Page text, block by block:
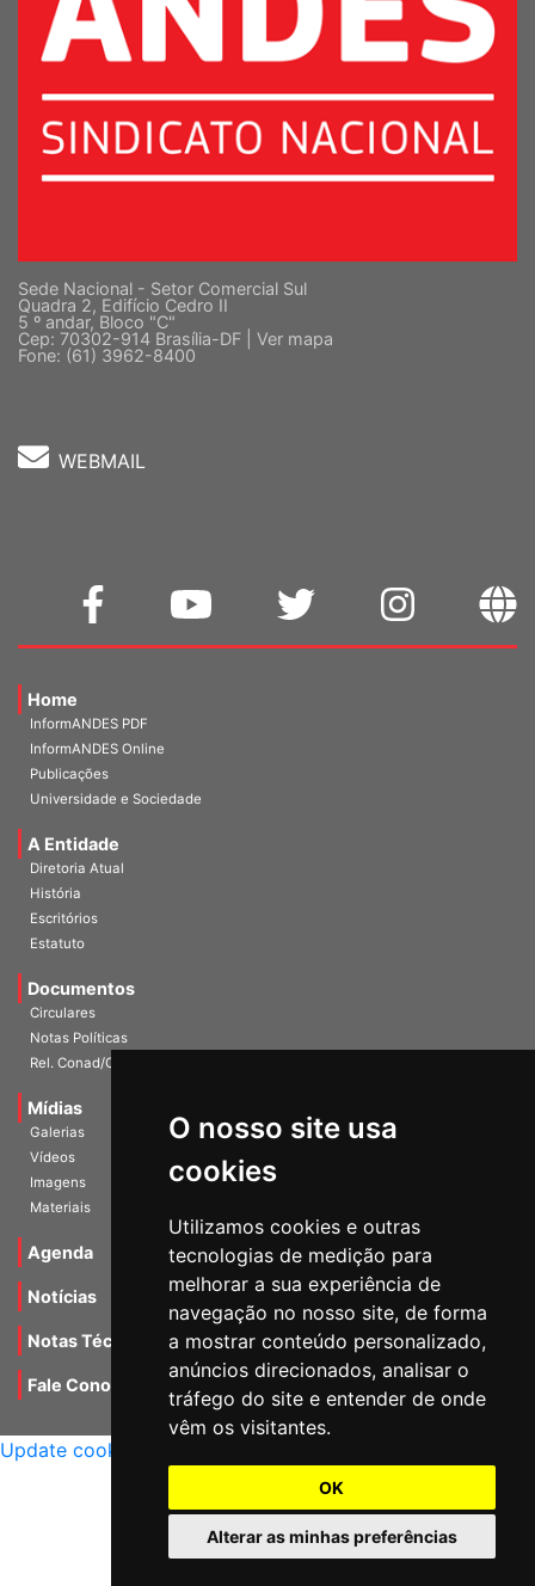
O nosso site usa
cookies
Utilizamos cookies e outras
tecnologias de medição para
melhorar a sua experiência de
navegação no nosso site, de forma
a mostrar conteúdo personalizado,
anúncios direcionados, analisar o
tráfego do site e entender de onde
vêm os visitantes.
OK
Alterar as minhas preferências
Sede Nacional - Setor Comercial Sul
Quadra 2, Edifício Cedro II
5 º andar, Bloco "C"
Cep: 70302-914 Brasília-DF | Ver mapa
Fone: (61) 3962-8400
WEBMAIL
Home
InformANDES PDF
InformANDES Online
Publicações
Universidade e Sociedade
A Entidade
Diretoria Atual
História
Escritórios
Estatuto
Documentos
Circulares
Notas Políticas
Rel. Conad/Congresso
Mídias
Galerias
Vídeos
Imagens
Materiais
Agenda
Notícias
Notas Técnicas
Fale Conocsco
MANTIDO POR Camaleão Soft
Update cookies preferences